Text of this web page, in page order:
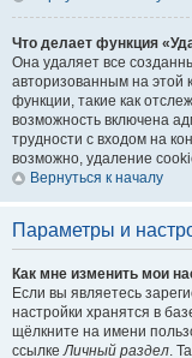
Что делает функция
Она удаляет все
авторизованным на этой
функции, такие как
возможность включена
трудности с входом на
возможно, удаление
Вернуться к началу
Параметры и
Как мне изменить мои
Если вы являетесь
настройки хранятся в
щёлкните на имени
ссылкеЛичный раздел.